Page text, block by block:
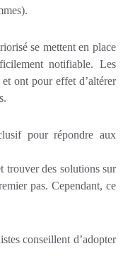
se mettent en place
notifiable. Les
ont pour effet d’altérer
pour répondre aux
trouver des solutions sur
pas. Cependant, ce
conseillent d’adopter